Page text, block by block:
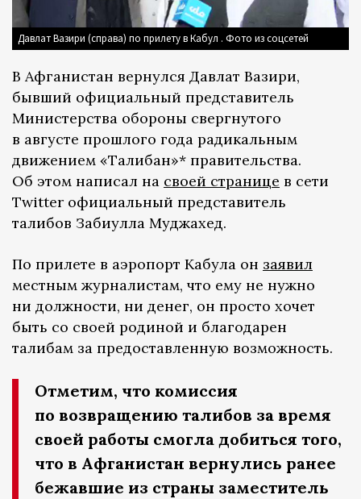
Давлат Вазири (справа) по прилету в Кабул . Фото из соцсетей
В Афганистан вернулся Давлат Вазири,
бывший официальный представитель
Министерства обороны свергнутого
в августе прошлого года радикальным
движением «Талибан»* правительства.
Об этом написал на своей странице в сети
Twitter официальный представитель
талибов Забиулла Муджахед.
По прилете в аэропорт Кабула он заявил
местным журналистам, что ему не нужно
ни должности, ни денег, он просто хочет
быть со своей родиной и благодарен
талибам за предоставленную возможность.
Отметим, что комиссия
по возвращению талибов за время
своей работы смогла добиться того,
что в Афганистан вернулись ранее
бежавшие из страны заместитель